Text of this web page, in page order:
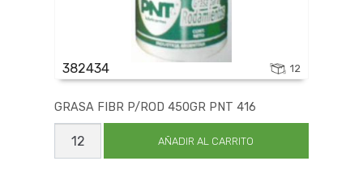
382434 12
GRASA FIBR P/ROD 450GR PNT 416
GRASA
FIBR
P/ROD
AÑADIR AL CARRITO